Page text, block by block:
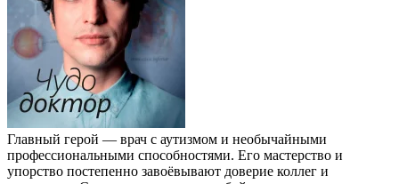
Главный герой — врач с аутизмом и необычайными
профессиональными способностями. Его мастерство и
упорство постепенно завоёвывают доверие коллег и